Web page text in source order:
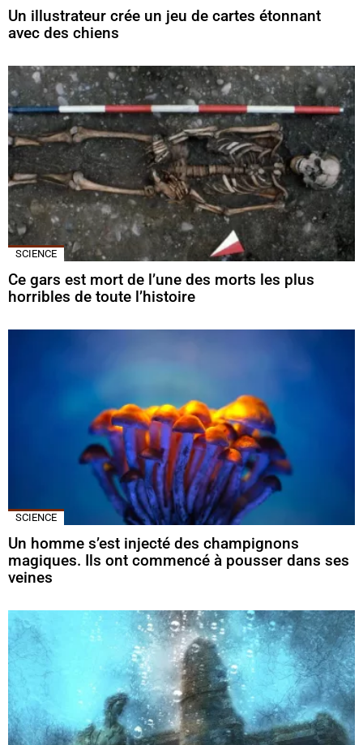
Un illustrateur crée un jeu de cartes étonnant
avec des chiens
SCIENCE
Ce gars est mort de l’une des morts les plus
horribles de toute l’histoire
SCIENCE
Un homme s’est injecté des champignons
magiques. Ils ont commencé à pousser dans ses
veines